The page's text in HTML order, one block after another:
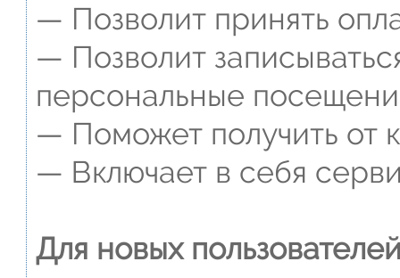
— Позволит принять
— Позволит
персональные
— Поможет получить от
— Включает в себя
Для новых